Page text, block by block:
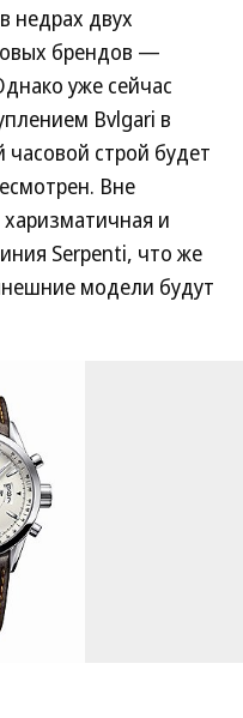
недрах двух
брендов —
уже сейчас
Bvlgari в
строй будет
Вне
и
Serpenti, что же
модели будут